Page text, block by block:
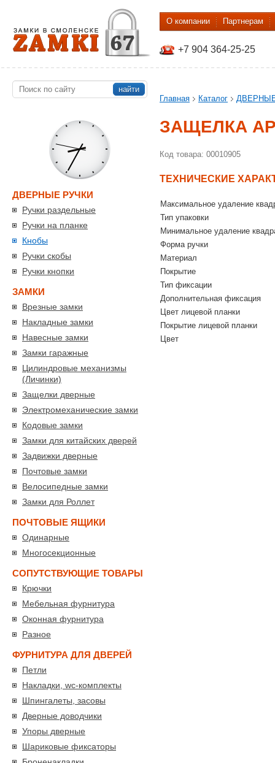
О компании Партнерам
+7 904 364-25-25
найти
ДВЕРНЫЕ РУЧКИ
Ручки раздельные
Ручки на планке
Кнобы
Ручки скобы
Ручки кнопки
ЗАМКИ
Врезные замки
Накладные замки
Навесные замки
Замки гаражные
Цилиндровые механизмы
(Личинки)
Защелки дверные
Электромеханические замки
Кодовые замки
Замки для китайских дверей
Задвижки дверные
Почтовые замки
Велосипедные замки
Замки для Роллет
ПОЧТОВЫЕ ЯЩИКИ
Одинарные
Многосекционные
СОПУТСТВУЮЩИЕ ТОВАРЫ
Крючки
Мебельная фурнитура
Оконная фурнитура
Разное
ФУРНИТУРА ДЛЯ ДВЕРЕЙ
Петли
Накладки, wc-комплекты
Шпингалеты, засовы
Дверные доводчики
Упоры дверные
Шариковые фиксаторы
Главная Каталог
ЗАЩЕЛКА
Код товара: 00010905
ТЕХНИЧЕСКИЕ
Максимальное удаление
Тип упаковки
Минимальное удаление
Форма ручки
Материал
Покрытие
Тип фиксации
Дополнительная фиксация
Цвет лицевой планки
Покрытие лицевой планки
Цвет